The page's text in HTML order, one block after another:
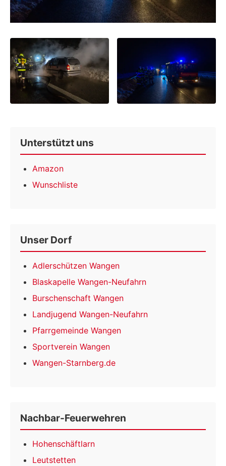
Unterstützt uns
Amazon
Wunschliste
Unser Dorf
Adlerschützen Wangen
Blaskapelle Wangen-Neufahrn
Burschenschaft Wangen
Landjugend Wangen-Neufahrn
Pfarrgemeinde Wangen
Sportverein Wangen
Wangen-Starnberg.de
Nachbar-Feuerwehren
Hohenschäftlarn
Leutstetten